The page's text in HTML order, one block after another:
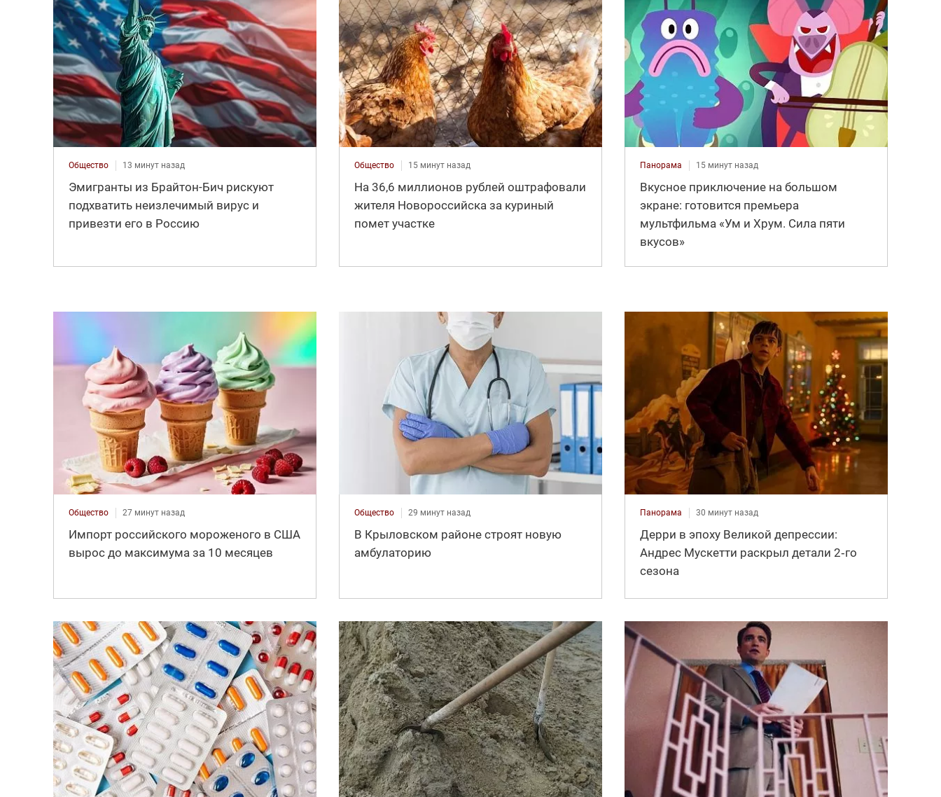
Общество 13 минут назад
Эмигранты из Брайтон-Бич рискуют
подхватить неизлечимый вирус и
привезти его в Россию
Общество 15 минут назад
На 36,6 миллионов рублей оштрафовали
жителя Новороссийска за куриный
помет участке
Панорама 15 минут назад
Вкусное приключение на большом
экране: готовится премьера
мультфильма «Ум и Хрум. Сила пяти
вкусов»
Общество 27 минут назад
Импорт российского мороженого в США
вырос до максимума за 10 месяцев
Общество 29 минут назад
В Крыловском районе строят новую
амбулаторию
Панорама 30 минут назад
Дерри в эпоху Великой депрессии:
Андрес Мускетти раскрыл детали 2‑го
сезона